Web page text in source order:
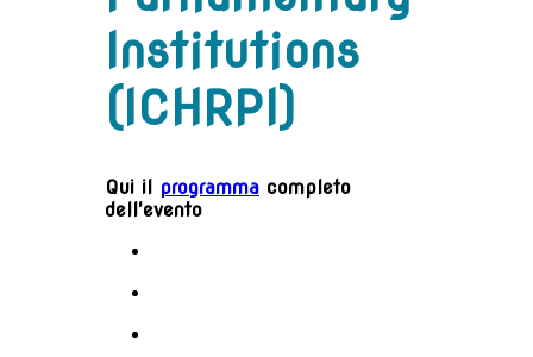
Institutions
(ICHRPI)
Qui il programma completo
dell'evento